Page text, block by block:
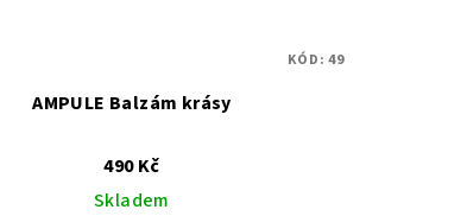
AMPULE Balzám krásy
490 Kč
Skladem
KÓD:49